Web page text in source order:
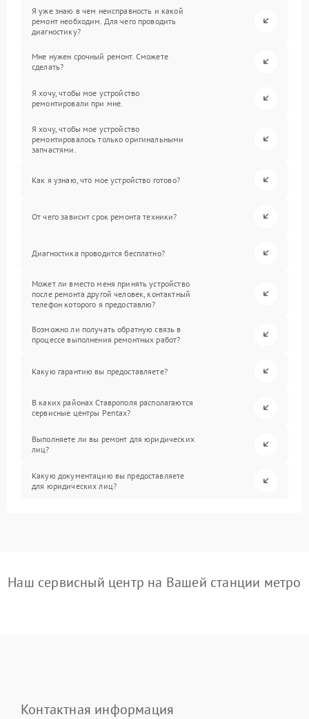
Я уже знаю в чем неисправность и какой
ремонт необходим. Для чего проводить
диагностику?
Мне нужен срочный ремонт. Сможете
сделать?
Я хочу, чтобы мое устройство
ремонтировали при мне.
Я хочу, чтобы мое устройство
ремонтировалось только оригинальными
запчастями.
Как я узнаю, что мое устройство готово?
От чего зависит срок ремонта техники?
Диагностика проводится бесплатно?
Может ли вместо меня принять устройство
после ремонта другой человек, контактный
телефон которого я предоставлю?
Возможно ли получать обратную связь в
процессе выполнения ремонтных работ?
Какую гарантию вы предоставляете?
В каких районах Ставрополя располагаются
сервисные центры Pentax?
Выполняете ли вы ремонт для юридических
лиц?
Какую документацию вы предоставляете
для юридических лиц?
Наш сервисный центр на Вашей станции метро
Контактная информация